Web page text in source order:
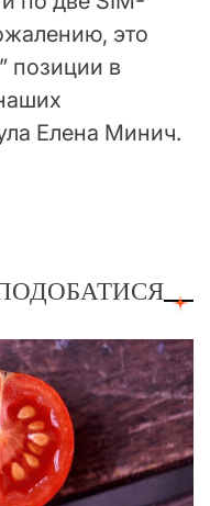
это
позиции в
Елена Минич.